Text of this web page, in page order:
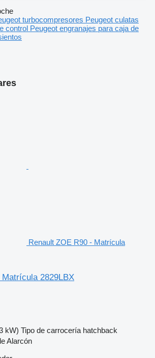
turbocompresores Peugeot culatas
control Peugeot engranajes para caja de
Renault ZOE R90 - Matrícula
2829LBX
kW) Tipo de carrocería hatchback
Alarcón